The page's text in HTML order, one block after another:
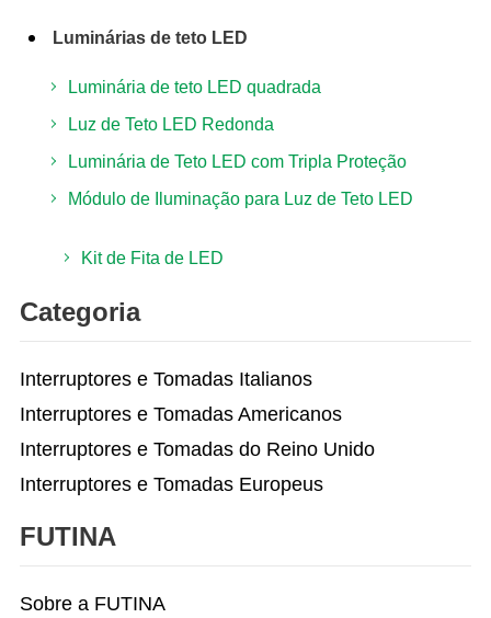
Luminárias de teto LED
Luminária de teto LED quadrada
Luz de Teto LED Redonda
Luminária de Teto LED com Tripla Proteção
Módulo de Iluminação para Luz de Teto LED
Kit de Fita de LED
Categoria
Interruptores e Tomadas Italianos
Interruptores e Tomadas Americanos
Interruptores e Tomadas do Reino Unido
Interruptores e Tomadas Europeus
FUTINA
Sobre a FUTINA